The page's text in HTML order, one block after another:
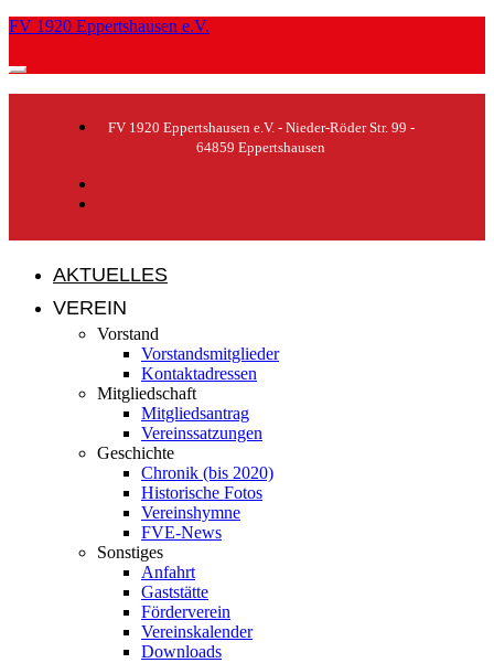
FV 1920 Eppertshausen e.V.
FV 1920 Eppertshausen e.V. - Nieder-Röder Str. 99 -
64859 Eppertshausen
AKTUELLES
VEREIN
Vorstand
Vorstandsmitglieder
Kontaktadressen
Mitgliedschaft
Mitgliedsantrag
Vereinssatzungen
Geschichte
Chronik (bis 2020)
Historische Fotos
Vereinshymne
FVE-News
Sonstiges
Anfahrt
Gaststätte
Förderverein
Vereinskalender
Downloads